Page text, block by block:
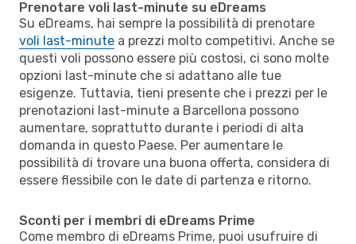
Prenotare voli last-minute su eDreams
Su eDreams, hai sempre la possibilità di prenotare
voli last-minute a prezzi molto competitivi. Anche se
questi voli possono essere più costosi, ci sono molte
opzioni last-minute che si adattano alle tue
esigenze. Tuttavia, tieni presente che i prezzi per le
prenotazioni last-minute a Barcellona possono
aumentare, soprattutto durante i periodi di alta
domanda in questo Paese. Per aumentare le
possibilità di trovare una buona offerta, considera di
essere flessibile con le date di partenza e ritorno.
Sconti per i membri di eDreams Prime
Come membro di eDreams Prime, puoi usufruire di